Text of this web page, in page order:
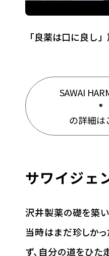
「良薬は口に良し」
SAWAI
®
の詳細は
サワイジェ
沢井製薬の礎を築い
当時はまだ珍しかっ
ず、自分の道をひた